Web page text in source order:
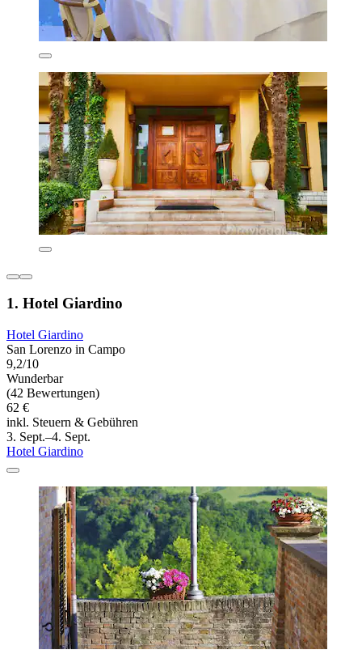
1. Hotel Giardino
Hotel Giardino
San Lorenzo in Campo
9,2/10
Wunderbar
(42 Bewertungen)
62 €
inkl. Steuern & Gebühren
3. Sept.–4. Sept.
Hotel Giardino